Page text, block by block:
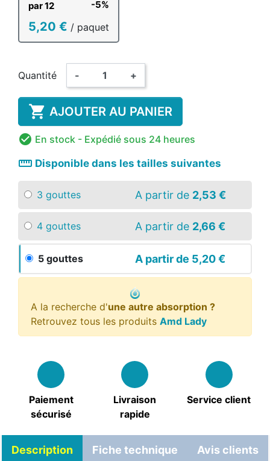
par 12 -5%
5,20 € / paquet
Quantité - +
 AJOUTER AU PANIER
 En stock - Expédié sous 24 heures
straighten Disponible dans les tailles suivantes
3 gouttes A partir de 2,53 €
4 gouttes A partir de 2,66 €
5 gouttes A partir de 5,20 €
A la recherche d'une autre absorption ?
Retrouvez tous les produits Amd Lady
Paiement
sécurisé
Livraison
rapide
Service client
Description Fiche technique Avis clients